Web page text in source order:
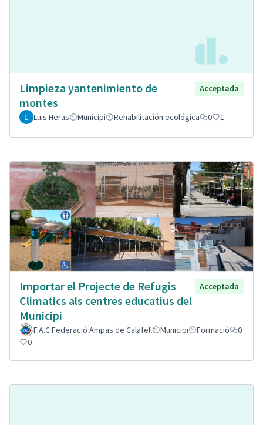
Limpieza yantenimiento de
montes
Acceptada
Luis Heras Municipi Rehabilitación ecológica 0 1
Importar el Projecte de Refugis
Climatics als centres educatius del
Municipi
Acceptada
F.A.C Federació Ampas de Calafell Municipi Formació
0
0